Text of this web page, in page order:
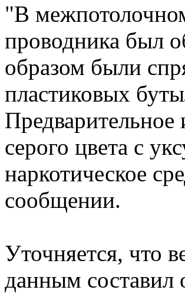
"В
проводника был
образом были
пластиковых
Предварительное
серого цвета с
наркотическое
сообщении.
Уточняется, что
данным составил